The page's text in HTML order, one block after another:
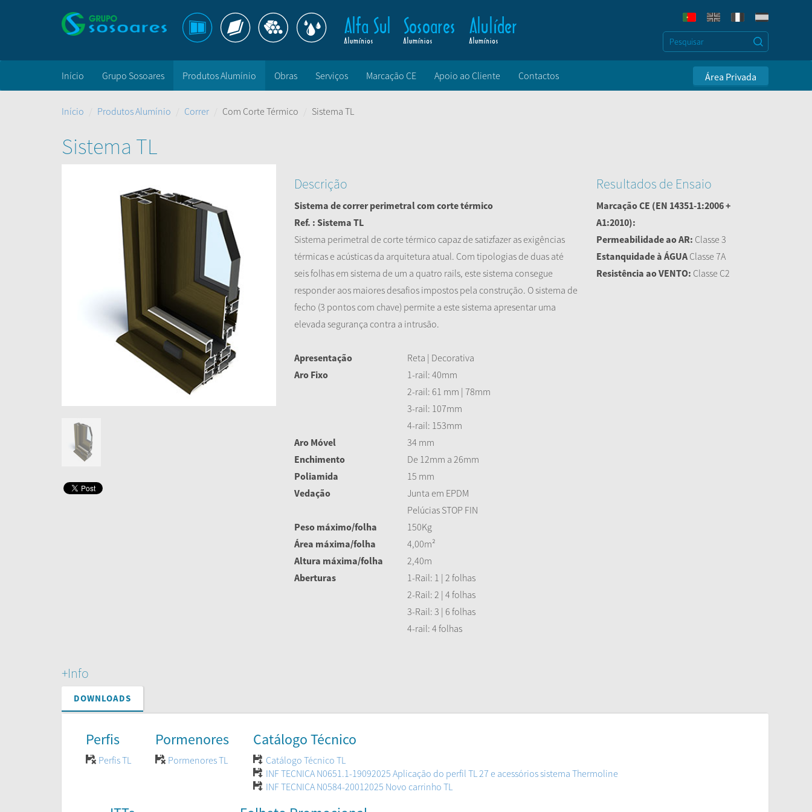
Área Privada
Início Grupo Sosoares Produtos Alumínio Obras Serviços Marcação CE Apoio ao Cliente Contactos
Início Produtos Alumínio Correr Com Corte Térmico Sistema TL
Sistema TL
Descrição
Sistema de correr perimetral com corte térmico
Ref. : Sistema TL
Sistema perimetral de corte térmico capaz de satizfazer as exigências
térmicas e acústicas da arquitetura atual. Com tipologias de duas até
seis folhas em sistema de um a quatro rails, este sistema consegue
responder aos maiores desafios impostos pela construção. O sistema de
fecho (3 pontos com chave) permite a este sistema apresentar uma
elevada segurança contra a intrusão.
Apresentação
Reta | Decorativa
Aro Fixo
1-rail: 40mm
2-rail: 61 mm | 78mm
3-rail: 107mm
4-rail: 153mm
Aro Móvel
34 mm
Enchimento
De 12mm a 26mm
Poliamida
15 mm
Vedação
Junta em EPDM
Pelúcias STOP FIN
Peso máximo/folha
150Kg
Área máxima/folha
4,00m²
Altura máxima/folha
2,40m
Aberturas
1-Rail: 1 | 2 folhas
2-Rail: 2 | 4 folhas
3-Rail: 3 | 6 folhas
4-rail: 4 folhas
Resultados de Ensaio
Marcação CE (EN 14351-1:2006 +
A1:2010):
Permeabilidade ao AR: Classe 3
Estanquidade à ÁGUA Classe 7A
Resistência ao VENTO: Classe C2
+Info
DOWNLOADS
Perfis
Perfis TL
Pormenores
Pormenores TL
Catálogo Técnico
Catálogo Técnico TL
INF TECNICA N0651.1-19092025 Aplicação do perfil TL 27 e acessórios sistema Thermoline
INF TECNICA N0584-20012025 Novo carrinho TL